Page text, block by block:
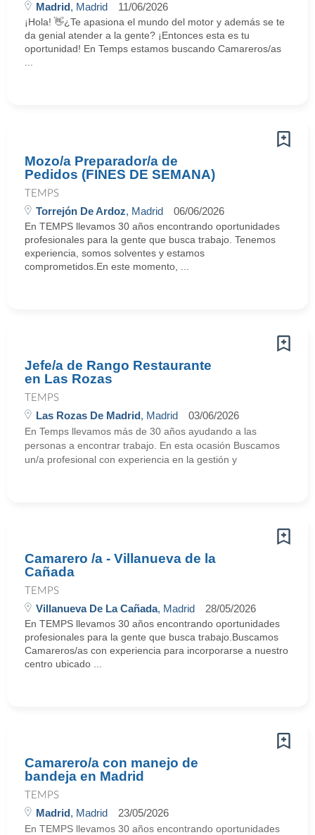
Madrid, Madrid 11/06/2026
¡Hola! 👋¿Te apasiona el mundo del motor y además se te
da genial atender a la gente? ¡Entonces esta es tu
oportunidad! En Temps estamos buscando Camareros/as
Mozo/a Preparador/a de
Pedidos (FINES DE SEMANA)
TEMPS
Torrejón De Ardoz, Madrid 06/06/2026
En TEMPS llevamos 30 años encontrando oportunidades
profesionales para la gente que busca trabajo. Tenemos
experiencia, somos solventes y estamos
comprometidos.En este momento, ...
Jefe/a de Rango Restaurante
en Las Rozas
TEMPS
Las Rozas De Madrid, Madrid 03/06/2026
En Temps llevamos más de 30 años ayudando a las
personas a encontrar trabajo. En esta ocasión Buscamos
un/a profesional con experiencia en la gestión y
Camarero /a - Villanueva de la
Cañada
TEMPS
Villanueva De La Cañada, Madrid 28/05/2026
En TEMPS llevamos 30 años encontrando oportunidades
profesionales para la gente que busca trabajo.Buscamos
Camareros/as con experiencia para incorporarse a nuestro
centro ubicado ...
Camarero/a con manejo de
bandeja en Madrid
TEMPS
Madrid, Madrid 23/05/2026
En TEMPS llevamos 30 años encontrando oportunidades